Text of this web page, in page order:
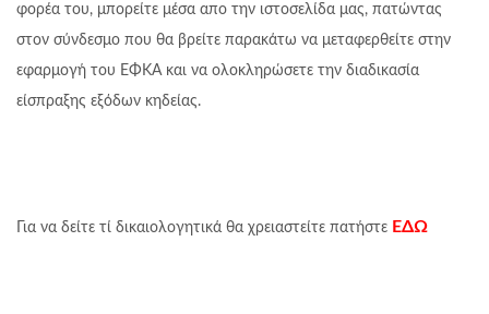
φορέα του, μπορείτε μέσα απο την ιστοσελίδα μας, πατώντας
στον σύνδεσμο που θα βρείτε παρακάτω να μεταφερθείτε στην
εφαρμογή του ΕΦΚΑ και να ολοκληρώσετε την διαδικασία
είσπραξης εξόδων κηδείας.
Για να δείτε τί δικαιολογητικά θα χρειαστείτε πατήστε ΕΔΩ